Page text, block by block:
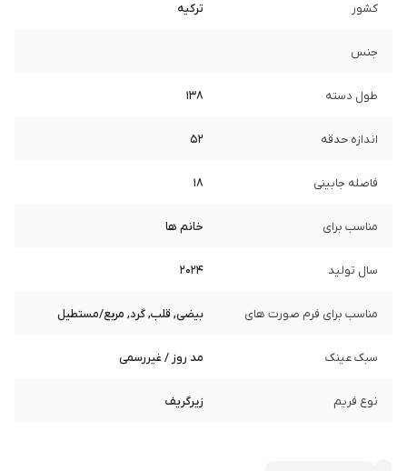
کشور ترکیه
جنس
طول دسته 138
اندازه حدقه 52
فاصله جابینی 18
مناسب برای خانم ها
سال تولید 2024
مناسب برای فرم صورت های بیضی, قلب, گرد, مربع/مستطیل
سبک عینک مد روز / غیررسمی
نوع فریم زیرگریف